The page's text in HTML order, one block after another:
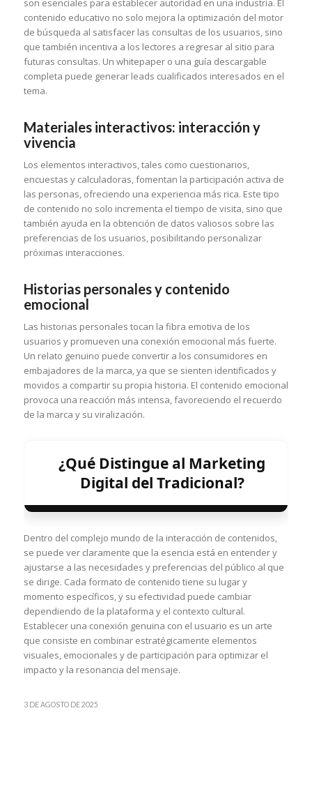
son esenciales para establecer autoridad en una industria. El
contenido educativo no solo mejora la optimización del motor
de búsqueda al satisfacer las consultas de los usuarios, sino
que también incentiva a los lectores a regresar al sitio para
futuras consultas. Un whitepaper o una guía descargable
completa puede generar leads cualificados interesados en el
tema.
Materiales interactivos: interacción y
vivencia
Los elementos interactivos, tales como cuestionarios,
encuestas y calculadoras, fomentan la participación activa de
las personas, ofreciendo una experiencia más rica. Este tipo
de contenido no solo incrementa el tiempo de visita, sino que
también ayuda en la obtención de datos valiosos sobre las
preferencias de los usuarios, posibilitando personalizar
próximas interacciones.
Historias personales y contenido
emocional
Las historias personales tocan la fibra emotiva de los
usuarios y promueven una conexión emocional más fuerte.
Un relato genuino puede convertir a los consumidores en
embajadores de la marca, ya que se sienten identificados y
movidos a compartir su propia historia. El contenido emocional
provoca una reacción más intensa, favoreciendo el recuerdo
de la marca y su viralización.
¿Qué Distingue al Marketing
Digital del Tradicional?
Dentro del complejo mundo de la interacción de contenidos,
se puede ver claramente que la esencia está en entender y
ajustarse a las necesidades y preferencias del público al que
se dirige. Cada formato de contenido tiene su lugar y
momento específicos, y su efectividad puede cambiar
dependiendo de la plataforma y el contexto cultural.
Establecer una conexión genuina con el usuario es un arte
que consiste en combinar estratégicamente elementos
visuales, emocionales y de participación para optimizar el
impacto y la resonancia del mensaje.
3 DE AGOSTO DE 2025